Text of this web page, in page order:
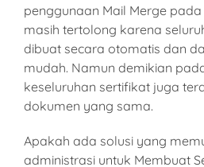
penggunaan Mail Merge
masih tertolong karena
dibuat secara otomatis dan
mudah. Namun demikian
keseluruhan sertifikat juga
dokumen yang sama.
Apakah ada solusi yang
administrasi untuk Membuat